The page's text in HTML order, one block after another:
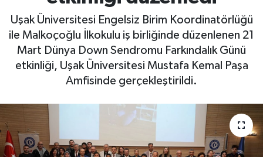
Uşak Üniversitesi Engelsiz Birim Koordinatörlüğü
ile Malkoçoğlu İlkokulu iş birliğinde düzenlenen 21
Mart Dünya Down Sendromu Farkındalık Günü
etkinliği, Uşak Üniversitesi Mustafa Kemal Paşa
Amfisinde gerçekleştirildi.